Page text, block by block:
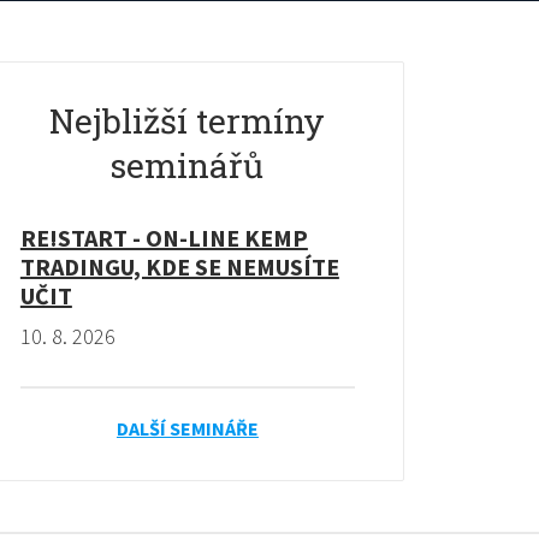
Nejbližší termíny
seminářů
RE!START - ON-LINE KEMP
TRADINGU, KDE SE NEMUSÍTE
UČIT
10. 8. 2026
DALŠÍ SEMINÁŘE